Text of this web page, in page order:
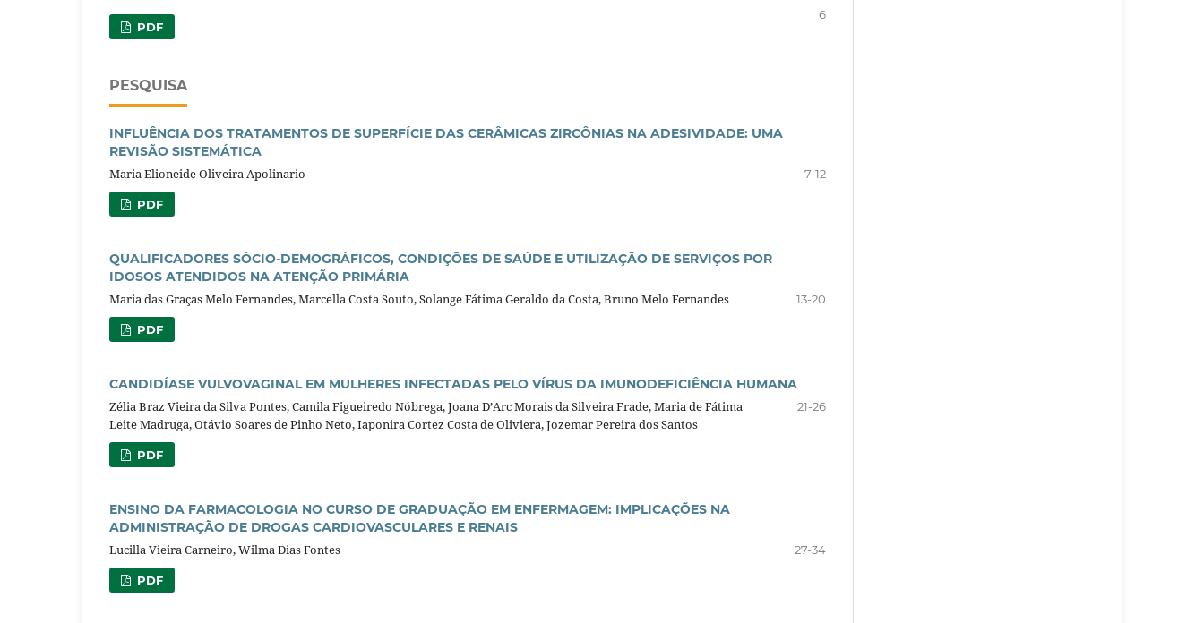
6
PDF
PESQUISA
INFLUÊNCIA DOS TRATAMENTOS DE SUPERFÍCIE DAS CERÂMICAS ZIRCÔNIAS NA ADESIVIDADE: UMA
REVISÃO SISTEMÁTICA
Maria Elioneide Oliveira Apolinario
7-12
PDF
QUALIFICADORES SÓCIO-DEMOGRÁFICOS, CONDIÇÕES DE SAÚDE E UTILIZAÇÃO DE SERVIÇOS POR
IDOSOS ATENDIDOS NA ATENÇÃO PRIMÁRIA
Maria das Graças Melo Fernandes, Marcella Costa Souto, Solange Fátima Geraldo da Costa, Bruno Melo Fernandes
13-20
PDF
CANDIDÍASE VULVOVAGINAL EM MULHERES INFECTADAS PELO VÍRUS DA IMUNODEFICIÊNCIA HUMANA
Zélia Braz Vieira da Silva Pontes, Camila Figueiredo Nóbrega, Joana D’Arc Morais da Silveira Frade, Maria de Fátima
Leite Madruga, Otávio Soares de Pinho Neto, Iaponira Cortez Costa de Oliviera, Jozemar Pereira dos Santos
21-26
PDF
ENSINO DA FARMACOLOGIA NO CURSO DE GRADUAÇÃO EM ENFERMAGEM: IMPLICAÇÕES NA
ADMINISTRAÇÃO DE DROGAS CARDIOVASCULARES E RENAIS
Lucilla Vieira Carneiro, Wilma Dias Fontes
27-34
PDF